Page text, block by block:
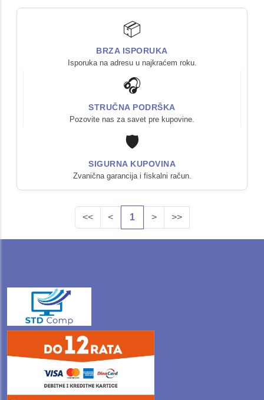
📦
BRZA ISPORUKA
Isporuka na adresu u najkraćem roku.
🎧
STRUČNA PODRŠKA
Pozovite nas za savet pre kupovine.
🛡️
SIGURNA KUPOVINA
Zvanična garancija i fiskalni račun.
<< < 1 > >>